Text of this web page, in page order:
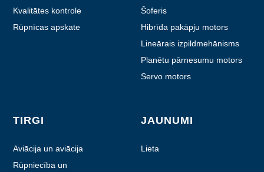
Kvalitātes kontrole
Rūpnīcas apskate
Šoferis
Hibrīda pakāpju motors
Lineārais izpildmehānisms
Planētu pārnesumu motors
Servo motors
TIRGI
Aviācija un aviācija
Rūpniecība un
JAUNUMI
Lieta